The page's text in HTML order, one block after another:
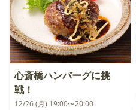
心斎橋ハンバーグに挑
戦！
12/26 (月) 19:00〜20:00